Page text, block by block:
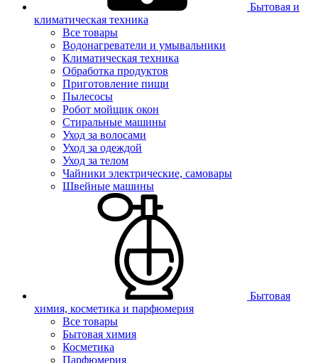
Бытовая и
климатическая техника
Все товары
Водонагреватели и умывальники
Климатическая техника
Обработка продуктов
Приготовление пищи
Пылесосы
Робот мойщик окон
Стиральные машины
Уход за волосами
Уход за одеждой
Уход за телом
Чайники электрические, самовары
Швейные машины
Бытовая
химия, косметика и парфюмерия
Все товары
Бытовая химия
Косметика
Парфюмерия